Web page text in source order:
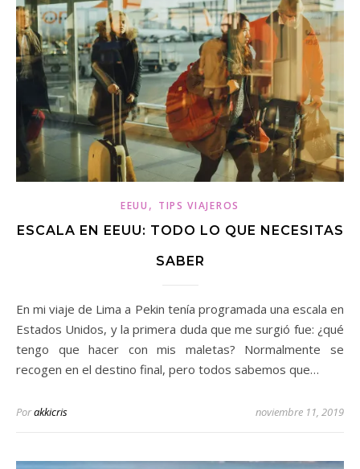
EEUU , TIPS VIAJEROS
ESCALA EN EEUU: TODO LO QUE NECESITAS
SABER
En mi viaje de Lima a Pekin tenía programada una escala en
Estados Unidos, y la primera duda que me surgió fue: ¿qué
tengo que hacer con mis maletas? Normalmente se
recogen en el destino final, pero todos sabemos que…
Porakkicris noviembre 11, 2019